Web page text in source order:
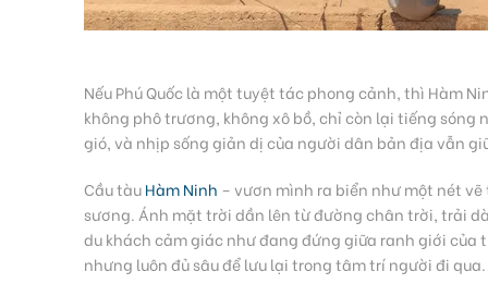
Nếu Phú Quốc là một tuyệt tác phong cảnh, thì Hàm
không phô trương, không xô bồ, chỉ còn lại tiếng sóng
gió, và nhịp sống giản dị của người dân bản địa vẫn
Cầu tàuHàm Ninh – vươn mình ra biển như một nét
sương. Ánh mặt trời dần lên từ đường chân trời, trải
du khách cảm giác như đang đứng giữa ranh giới của
nhưng luôn đủ sâu để lưu lại trong tâm trí người đi qua.